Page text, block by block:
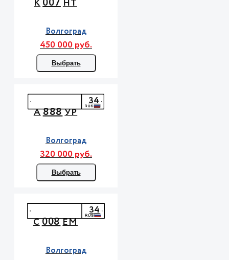
К НТ
Волгоград
450 000 руб.
Выбрать
А888УР
34
Волгоград
320 000 руб.
Выбрать
С008ЕМ
34
Волгоград